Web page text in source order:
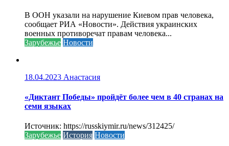
В ООН указали на нарушение Киевом прав человека,
сообщает РИА «Новости». Действия украинских
военных противоречат правам человека...
Зарубежье Новости
18.04.2023 Анастасия
«Диктант Победы» пройдёт более чем в 40 странах на
семи языках
Источник: https://russkiymir.ru/news/312425/
Зарубежье История Новости